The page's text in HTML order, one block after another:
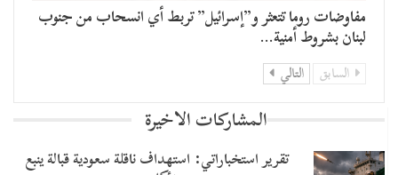
مفاوضات روما تتعثر و”إسرائيل” تربط أي انسحاب من جنوب
لبنان بشروط أمنية…
السابق التالي
المشاركات الاخيرة
تقرير استخباراتي: استهداف ناقلة سعودية قبالة ينبع